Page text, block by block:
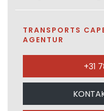
TRANSPORTS
AGENTUR
+31